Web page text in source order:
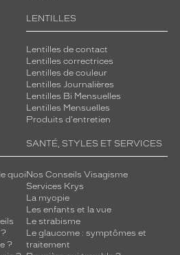
LENTILLES
Lentilles de contact
Lentilles correctrices
Lentilles de couleur
Lentilles Journalières
Lentilles Bi Mensuelles
Lentilles Mensuelles
Produits d'entretien
quoi
?
SANTÉ, STYLES ET SERVICES
Nos Conseils Visagisme
Services Krys
La myopie
Les enfants et la vue
Le strabisme
Le glaucome : symptômes et
traitement